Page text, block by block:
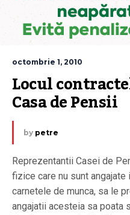
octombrie 1, 2010
Locul
Casa de Pensii
by petre
Reprezentantii Casei de
fizice care nu sunt
carnetele de munca, sa le
angajatii acesteia sa poata